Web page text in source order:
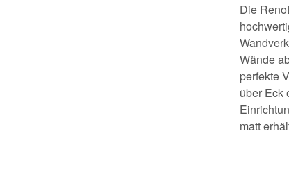
Die
Wände
perfekte
über Eck
matt